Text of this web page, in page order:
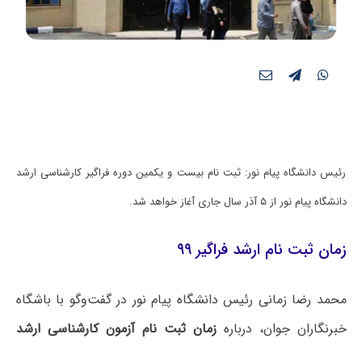
رئیس دانشگاه پیام نور: ثبت نام بیست و یکمین دوره فراگیر کارشناسی ارشد
دانشگاه پیام نور از ۵ آذر سال جاری آغاز خواهد شد.
زمان ثبت نام ارشد فراگیر ۹۹
محمد رضا زمانی رئیس دانشگاه پیام نور در گفت‌وگو با باشگاه
خبرنگاران جوان، دربارهزمان ثبت نام آزمون کارشناسی ارشد